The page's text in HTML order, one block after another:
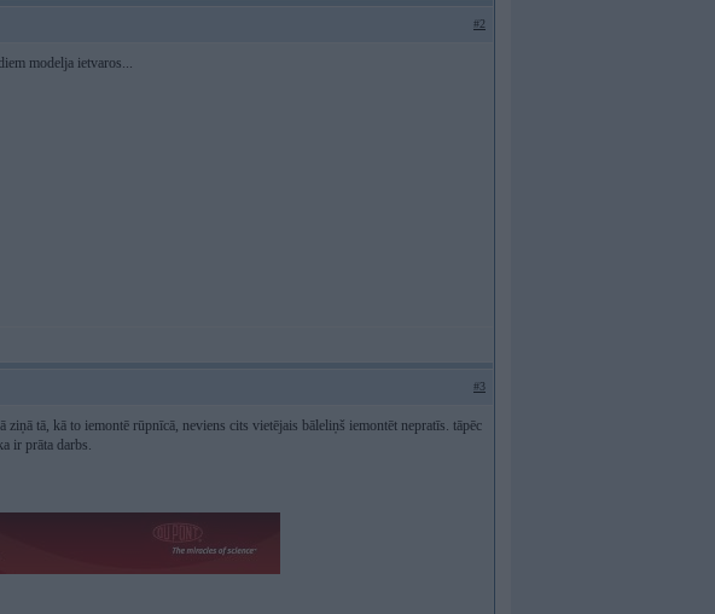
#2
modelja ietvaros...
#3
tā, kā to iemontē rūpnīcā, neviens cits vietējais bāleliņš iemontēt nepratīs. tāpēc
ir prāta darbs.